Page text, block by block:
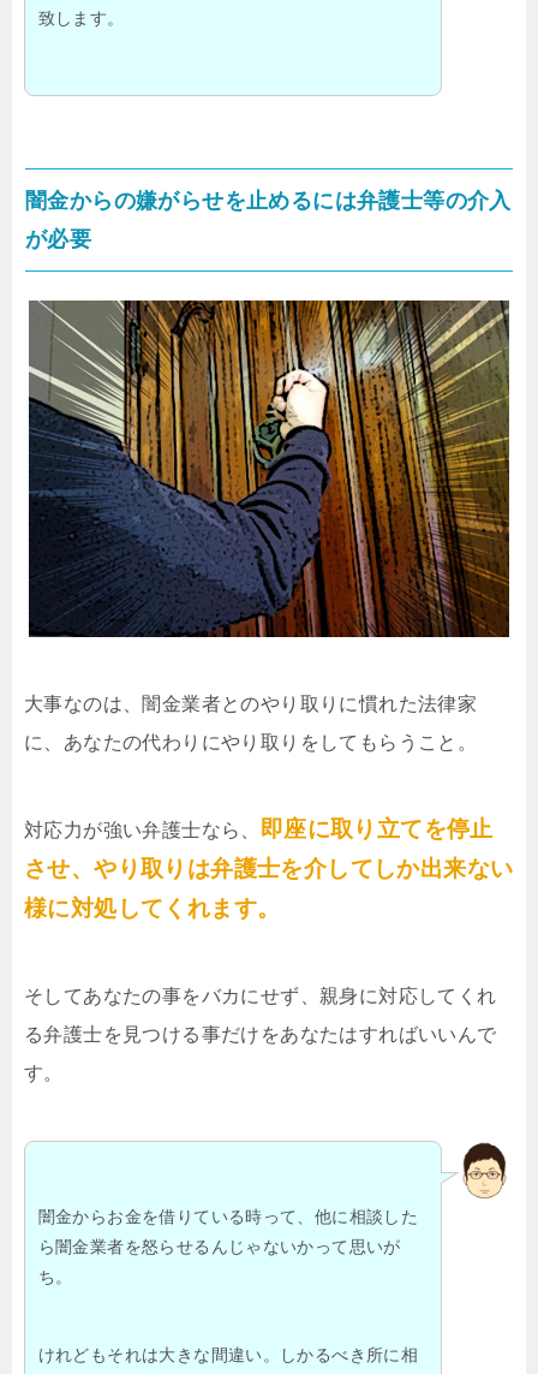
致します。
闇金からの嫌がらせを止めるには弁護士等の介入
が必要
大事なのは、闇金業者とのやり取りに慣れた法律家
に、あなたの代わりにやり取りをしてもらうこと。
対応力が強い弁護士なら、 即座に取り立てを停止
させ、やり取りは弁護士を介してしか出来ない
様に対処してくれます。
そしてあなたの事をバカにせず、親身に対応してくれ
る弁護士を見つける事だけをあなたはすればいいんで
す。
闇金からお金を借りている時って、他に相談した
ら闇金業者を怒らせるんじゃないかって思いが
ち。
けれどもそれは大きな間違い。しかるべき所に相